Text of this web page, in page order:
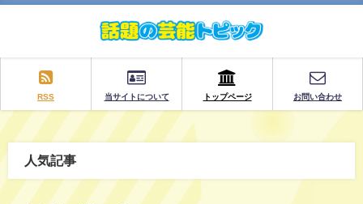
RSS 当サイトについて トップページ お問い合わせ
人気記事